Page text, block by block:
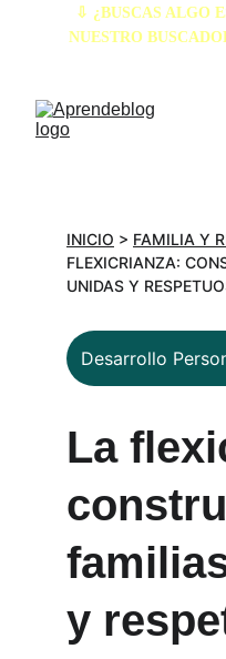
⇩ ¿BUSCAS ALGO
NUESTRO
La
y
Desarrollo
INICIO > FAMILIA Y
FLEXICRIANZA:
UNIDAS Y